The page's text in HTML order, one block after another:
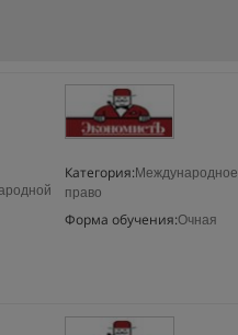
Категория: Международное
право
Форма обучения:Очная